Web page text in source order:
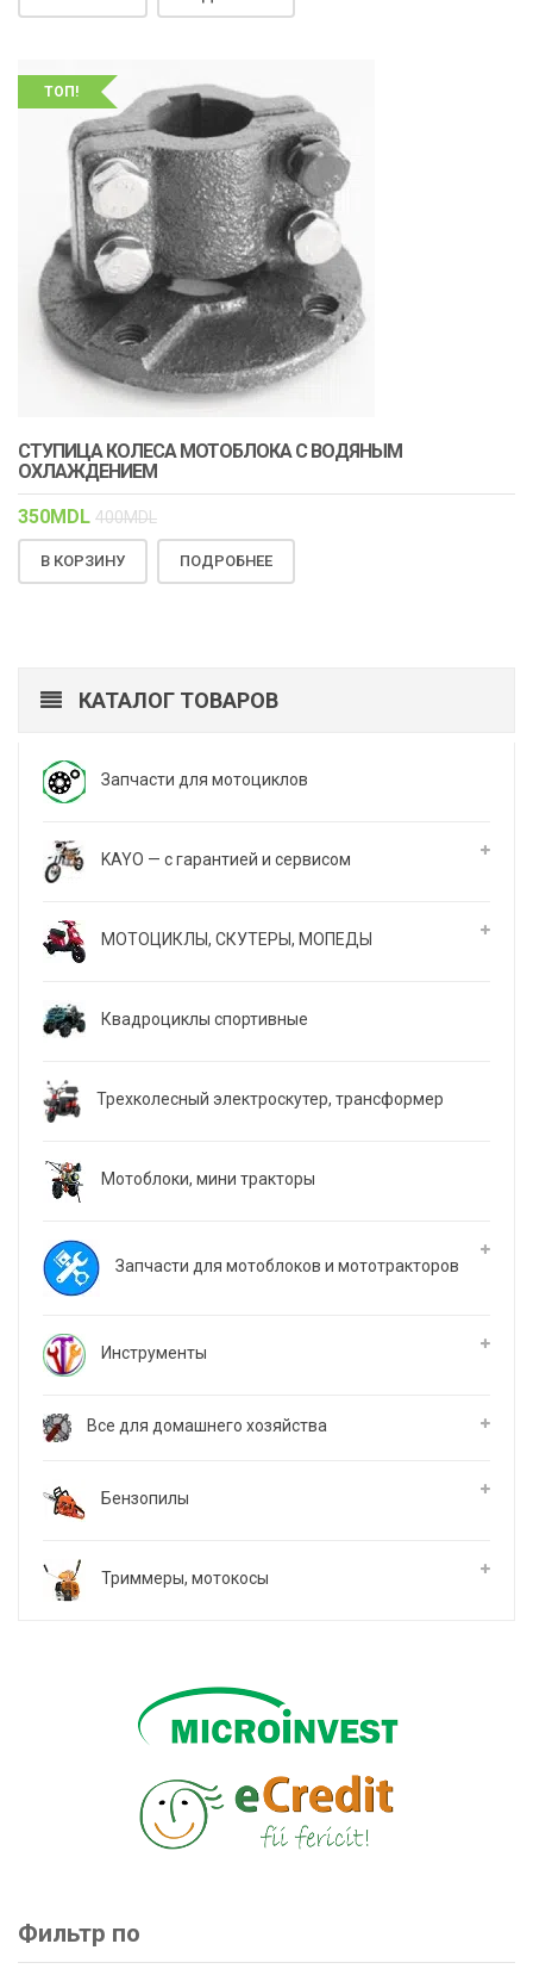
ТОП!
СТУПИЦА КОЛЕСА МОТОБЛОКА С ВОДЯНЫМ
ОХЛАЖДЕНИЕМ
350MDL 400MDL
В КОРЗИНУ ПОДРОБНЕЕ
КАТАЛОГ ТОВАРОВ
Запчасти для мотоциклов
KAYO — с гарантией и сервисом
МОТОЦИКЛЫ, СКУТЕРЫ, МОПЕДЫ
Квадроциклы спортивные
Трехколесный электроскутер, трансформер
Мотоблоки, мини тракторы
Запчасти для мотоблоков и мототракторов
Инструменты
Все для домашнего хозяйства
Бензопилы
Триммеры, мотокосы
Фильтр по